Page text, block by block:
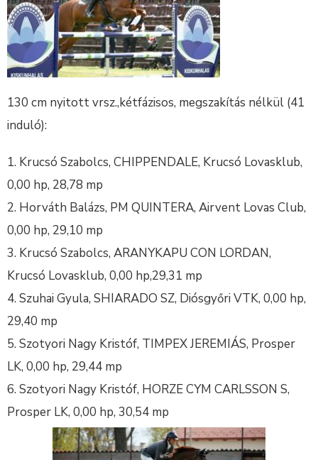
130 cm nyitott vrsz.,kétfázisos, megszakítás nélkül (41
induló):
Krucsó Szabolcs, CHIPPENDALE, Krucsó Lovasklub,
0,00 hp, 28,78 mp
Horváth Balázs, PM QUINTERA, Airvent Lovas Club,
0,00 hp, 29,10 mp
Krucsó Szabolcs, ARANYKAPU CON LORDAN,
Krucsó Lovasklub, 0,00 hp,29,31 mp
Szuhai Gyula, SHIARADO SZ, Diósgyőri VTK, 0,00 hp,
29,40 mp
Szotyori Nagy Kristóf, TIMPEX JEREMIÁS, Prosper
LK, 0,00 hp, 29,44 mp
Szotyori Nagy Kristóf, HORZE CYM CARLSSON S,
Prosper LK, 0,00 hp, 30,54 mp